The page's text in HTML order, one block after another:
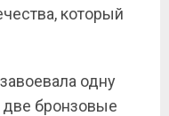
который
одну
бронзовые